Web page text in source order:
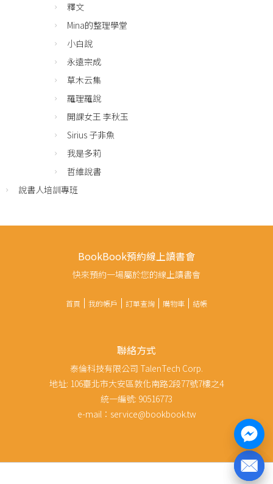
釋文
Mina的整理學堂
小白說
永遠宗成
草木云集
羅理羅說
開課女王 李秋玉
Sirius 子非魚
我是多莉
哲維說書
說書人培訓專班
BookBook預約線上讀書會
快來預約一場屬於您的線上讀書會
首頁 我的帳戶 訂單查詢 購物車 結帳
聯絡方式
泰倫科技有限公司 TalenTech Corp.
地址: 106臺北市大安區敦化南路2段77號7樓之4
統一編號: 90516773
e-mail：service@bookbook.tw